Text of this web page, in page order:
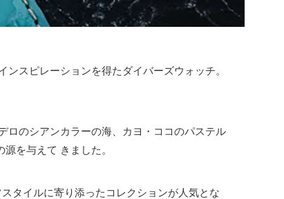
スピレーションを得たダイバーズウォッチ。
ロのシアンカラーの海、カヨ・ココのパステル
を与えて きました。
タイルに寄り添ったコレクションが人気とな